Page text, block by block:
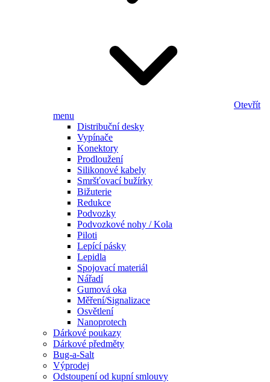
Otevřít
menu
Distribuční desky
Vypínače
Konektory
Prodloužení
Silikonové kabely
Smršťovací bužírky
Bižuterie
Redukce
Podvozky
Podvozkové nohy / Kola
Piloti
Lepící pásky
Lepidla
Spojovací materiál
Nářadí
Gumová oka
Měření/Signalizace
Osvětlení
Nanoprotech
Dárkové poukazy
Dárkové předměty
Bug-a-Salt
Výprodej
Odstoupení od kupní smlouvy